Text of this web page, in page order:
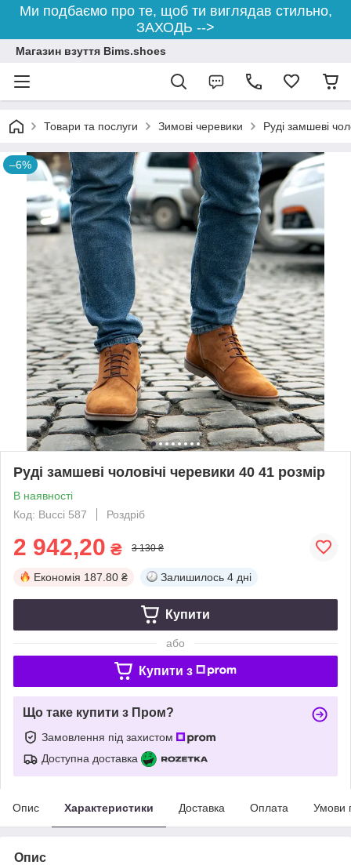
Ми подбаємо про те, щоб ти виглядав стильно,
ЗАХОДЬ -->
Магазин взуття Bims.shoes
Товари та послуги Зимові черевики Руді замшеві
–6%
Руді замшеві чоловічі черевики 40 41 розмір
В наявності
Код: Bucci 587
Роздріб
2 942,20 ₴ 3 130 ₴
Економія 187.80 ₴ Залишилось 4 дні
Купити
або
Купити з
Що таке купити з Пром?
Замовлення під захистом
Доступна доставка
Опис Характеристики Доставка Оплата Умови
Опис